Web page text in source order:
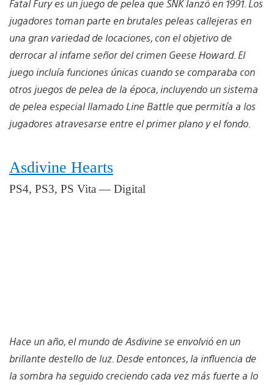
Fatal Fury es un juego de pelea que SNK lanzó en 1991. Los
jugadores toman parte en brutales peleas callejeras en
una gran variedad de locaciones, con el objetivo de
derrocar al infame señor del crimen Geese Howard. El
juego incluía funciones únicas cuando se comparaba con
otros juegos de pelea de la época, incluyendo un sistema
de pelea especial llamado Line Battle que permitía a los
jugadores atravesarse entre el primer plano y el fondo.
Asdivine Hearts
PS4, PS3, PS Vita — Digital
Hace un año, el mundo de Asdivine se envolvió en un
brillante destello de luz. Desde entonces, la influencia de
la sombra ha seguido creciendo cada vez más fuerte a lo